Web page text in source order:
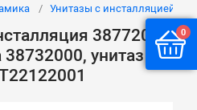
Унитазы с инсталляцией
38772001
унитаз с
0